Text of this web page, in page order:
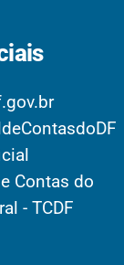
Contas do
- TCDF